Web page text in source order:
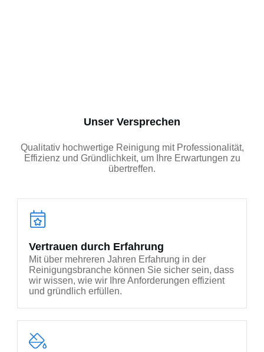
Unser Versprechen
Qualitativ hochwertige Reinigung mit Professionalität,
Effizienz und Gründlichkeit, um Ihre Erwartungen zu
übertreffen.
Vertrauen durch Erfahrung
Mit über mehreren Jahren Erfahrung in der
Reinigungsbranche können Sie sicher sein, dass
wir wissen, wie wir Ihre Anforderungen effizient
und gründlich erfüllen.